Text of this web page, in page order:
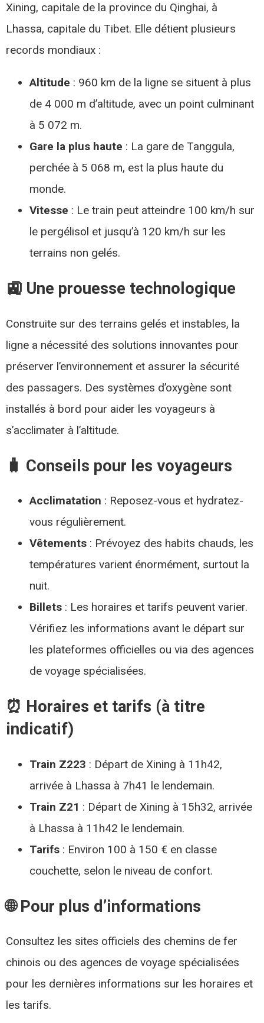
Xining, capitale de la province du Qinghai, à
Lhassa, capitale du Tibet. Elle détient plusieurs
records mondiaux :​
Altitude : 960 km de la ligne se situent à plus
de 4 000 m d’altitude, avec un point culminant
à 5 072 m.
Gare la plus haute : La gare de Tanggula,
perchée à 5 068 m, est la plus haute du
monde.
Vitesse : Le train peut atteindre 100 km/h sur
le pergélisol et jusqu’à 120 km/h sur les
terrains non gelés.​
🚉 Une prouesse technologique
Construite sur des terrains gelés et instables, la
ligne a nécessité des solutions innovantes pour
préserver l’environnement et assurer la sécurité
des passagers. Des systèmes d’oxygène sont
installés à bord pour aider les voyageurs à
s’acclimater à l’altitude.​
🧳 Conseils pour les voyageurs
Acclimatation : Reposez-vous et hydratez-
vous régulièrement.
Vêtements : Prévoyez des habits chauds, les
températures varient énormément, surtout la
nuit.
Billets : Les horaires et tarifs peuvent varier.
Vérifiez les informations avant le départ sur
les plateformes officielles ou via des agences
de voyage spécialisées.​
⏰ Horaires et tarifs (à titre
indicatif)
Train Z223 : Départ de Xining à 11h42,
arrivée à Lhassa à 7h41 le lendemain.
Train Z21 : Départ de Xining à 15h32, arrivée
à Lhassa à 11h42 le lendemain.
Tarifs : Environ 100 à 150 € en classe
couchette, selon le niveau de confort.​
🌐 Pour plus d’informations
Consultez les sites officiels des chemins de fer
chinois ou des agences de voyage spécialisées
pour les dernières informations sur les horaires et
les tarifs.